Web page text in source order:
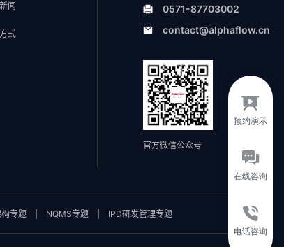
闻
式
0571-87703002
contact@alphaflow.cn
官方微信公众号
专题 NQMS专题 IPD研发管理专题